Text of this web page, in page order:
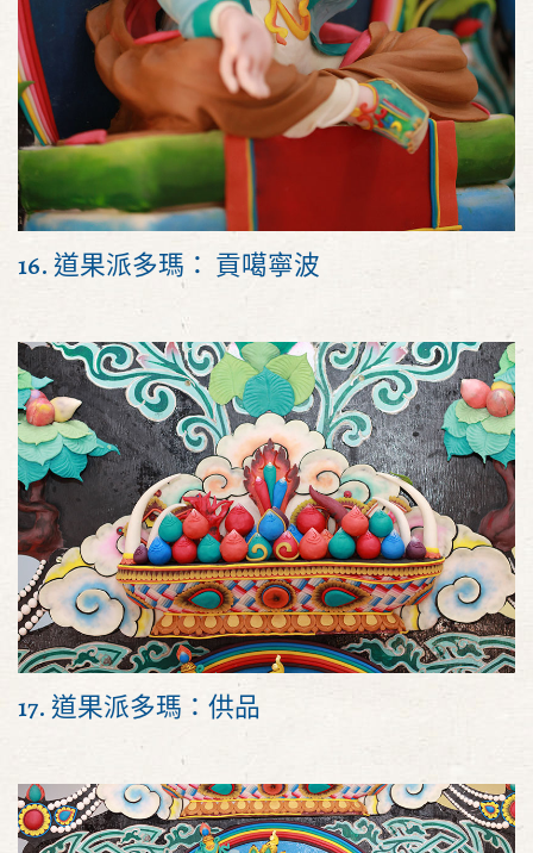
16. 道果派多瑪： 貢噶寧波
17. 道果派多瑪：供品